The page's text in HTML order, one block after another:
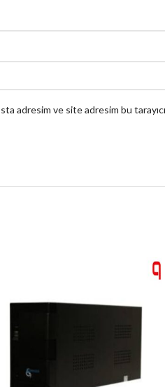
adresim ve site adresim bu